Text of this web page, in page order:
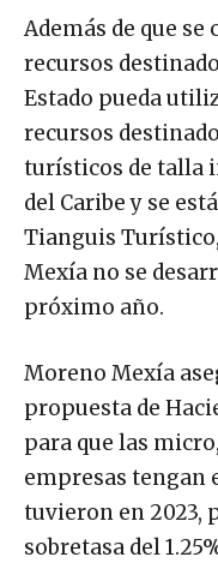
Además de que
recursos
Estado pueda
recursos
turísticos de talla
del Caribe y se
Tianguis
Mexía no se
próximo año.
Moreno Mexía
propuesta de
para que las
empresas tengan
tuvieron en 2023,
sobretasa del